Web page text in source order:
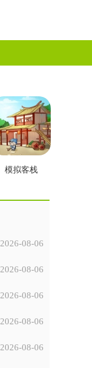
模拟客栈
2026-08-06
2026-08-06
2026-08-06
2026-08-06
2026-08-06